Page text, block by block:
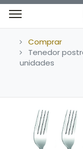
Comprar
Tenedor
unidades